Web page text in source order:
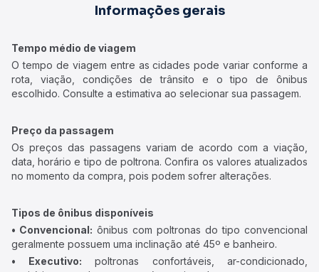
Informações gerais
Tempo médio de viagem
O tempo de viagem entre as cidades pode variar conforme a
rota, viação, condições de trânsito e o tipo de ônibus
escolhido. Consulte a estimativa ao selecionar sua passagem.
Preço da passagem
Os preços das passagens variam de acordo com a viação,
data, horário e tipo de poltrona. Confira os valores atualizados
no momento da compra, pois podem sofrer alterações.
Tipos de ônibus disponíveis
• Convencional: ônibus com poltronas do tipo convencional
geralmente possuem uma inclinação até 45º e banheiro.
• Executivo: poltronas confortáveis, ar-condicionado,